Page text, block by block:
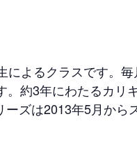
によるクラスです。毎
。約3年にわたるカリ
ズは2013年5月から